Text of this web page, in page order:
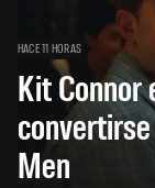
HACE 11 HORAS
Kit Connor
Men